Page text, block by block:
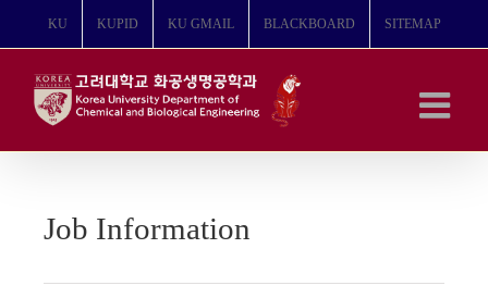
뛰
KU KUPID KU GMAIL BLACKBOARD SITEMAP
Job Information